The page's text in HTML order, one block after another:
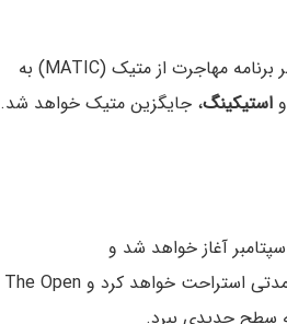
)، در شبکه اجتماعی X اعلام کرد که در تاریخ ۴ سپتامبر برنامه مهاجرت از متیک (MATIC) به
و استیکینگ، جایگزین متیک خواهد شد.
) اعلام کرد که فصل ششم The Open League در تاریخ ۴ سپتامبر آغاز خواهد شد و
به‌روزرسانی‌های جدید نیز در آن زمان منتشر می‌شوند. تون اعلام کرد که برای مدتی استراحت خواهد کرد و The Open